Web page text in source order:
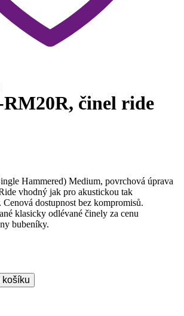
RM20R, činel ride
Hammered) Medium, povrchová úprava
vhodný jak pro akustickou tak
dostupnost bez kompromisů.
klasicky odlévané činely za cenu
bubeníky.
košíku